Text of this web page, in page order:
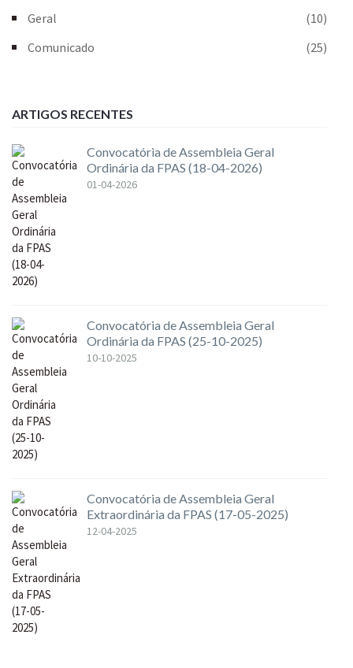
Geral
(10)
Comunicado
(25)
ARTIGOS RECENTES
Convocatória de Assembleia Geral
Ordinária da FPAS (18-04-2026)
01-04-2026
Convocatória de Assembleia Geral
Ordinária da FPAS (25-10-2025)
10-10-2025
Convocatória de Assembleia Geral
Extraordinária da FPAS (17-05-2025)
12-04-2025